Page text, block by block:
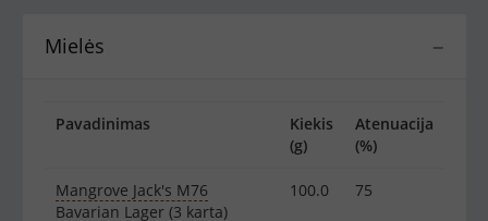
−
Mielės
Pavadinimas
Kiekis
(g)
Atenuacija
(%)
Mangrove Jack's M76
Bavarian Lager (3 karta)
100.0 75